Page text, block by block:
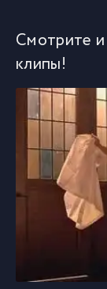
Смотрите и
клипы!